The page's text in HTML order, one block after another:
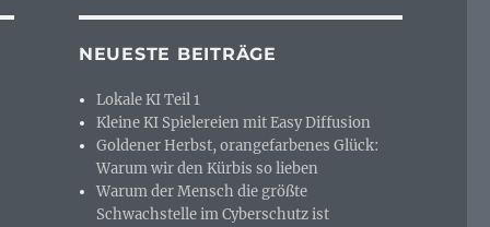
NEUESTE BEITRÄGE
Lokale KI Teil 1
Kleine KI Spielereien mit Easy Diffusion
Goldener Herbst, orangefarbenes Glück:
Warum wir den Kürbis so lieben
Warum der Mensch die größte
Schwachstelle im Cyberschutz ist